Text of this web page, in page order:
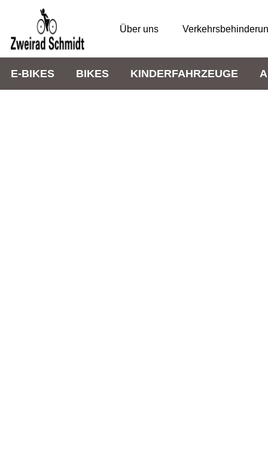
Über uns
E-BIKES BIKES KINDERFAHRZEUGE